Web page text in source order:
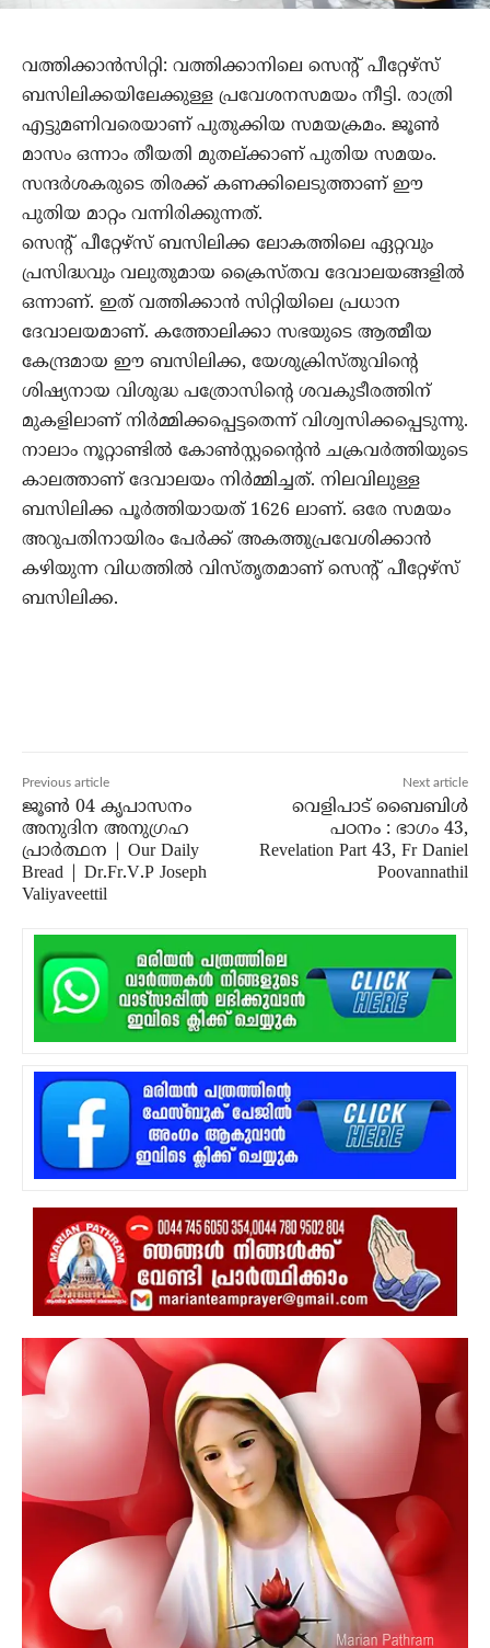
വത്തിക്കാന്‍സിറ്റി: വത്തിക്കാനിലെ സെന്റ് പീറ്റേഴ്‌സ്
ബസിലിക്കയിലേക്കുള്ള പ്രവേശനസമയം നീട്ടി. രാത്രി
എട്ടുമണിവരെയാണ് പുതുക്കിയ സമയക്രമം. ജൂണ്‍
മാസം ഒന്നാം തീയതി മുതല്ക്കാണ് പുതിയ സമയം.
സന്ദര്‍ശകരുടെ തിരക്ക് കണക്കിലെടുത്താണ് ഈ
പുതിയ മാറ്റം വന്നിരിക്കുന്നത്.
സെന്റ് പീറ്റേഴ്‌സ് ബസിലിക്ക ലോകത്തിലെ ഏറ്റവും
പ്രസിദ്ധവും വലുതുമായ ക്രൈസ്തവ ദേവാലയങ്ങളില്‍
ഒന്നാണ്. ഇത് വത്തിക്കാന്‍ സിറ്റിയിലെ പ്രധാന
ദേവാലയമാണ്. കത്തോലിക്കാ സഭയുടെ ആത്മീയ
കേന്ദ്രമായ ഈ ബസിലിക്ക, യേശുക്രിസ്തുവിന്റെ
ശിഷ്യനായ വിശുദ്ധ പത്രോസിന്റെ ശവകുടീരത്തിന്
മുകളിലാണ് നിര്‍മ്മിക്കപ്പെട്ടതെന്ന് വിശ്വസിക്കപ്പെടുന്നു.
നാലാം നൂറ്റാണ്ടില്‍ കോണ്‍സ്റ്റന്റൈന്‍ ചക്രവര്‍ത്തിയുടെ
കാലത്താണ് ദേവാലയം നിര്‍മ്മിച്ചത്. നിലവിലുള്ള
ബസിലിക്ക പൂര്‍ത്തിയായത് 1626 ലാണ്. ഒരേ സമയം
അറുപതിനായിരം പേര്‍ക്ക് അകത്തുപ്രവേശിക്കാന്‍
കഴിയുന്ന വിധത്തില്‍ വിസ്തൃതമാണ് സെന്റ് പീറ്റേഴ്‌സ്
ബസിലിക്ക.
Previous article
ജൂൺ 04 കൃപാസനം
അനുദിന അനുഗ്രഹ
പ്രാർത്ഥന | Our Daily
Bread | Dr.Fr.V.P Joseph
Valiyaveettil
Next article
വെളിപാട് ബൈബിൾ
പഠനം : ഭാഗം 43,
Revelation Part 43, Fr Daniel
Poovannathil